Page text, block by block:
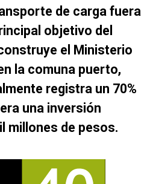
de carga fuera
objetivo del
el Ministerio
la comuna puerto,
registra un 70%
una inversión
millones de pesos.